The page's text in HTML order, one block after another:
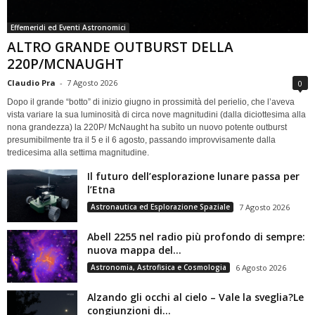
Effemeridi ed Eventi Astronomici
ALTRO GRANDE OUTBURST DELLA
220P/MCNAUGHT
Claudio Pra - 7 Agosto 2026 0
Dopo il grande “botto” di inizio giugno in prossimità del perielio, che l’aveva
vista variare la sua luminosità di circa nove magnitudini (dalla diciottesima alla
nona grandezza) la 220P/ McNaught ha subìto un nuovo potente outburst
presumibilmente tra il 5 e il 6 agosto, passando improvvisamente dalla
tredicesima alla settima magnitudine.
Il futuro dell’esplorazione lunare passa per
l’Etna
Astronautica ed Esplorazione Spaziale 7 Agosto 2026
Abell 2255 nel radio più profondo di sempre:
nuova mappa del...
Astronomia, Astrofisica e Cosmologia 6 Agosto 2026
Alzando gli occhi al cielo – Vale la sveglia?Le
congiunzioni di...